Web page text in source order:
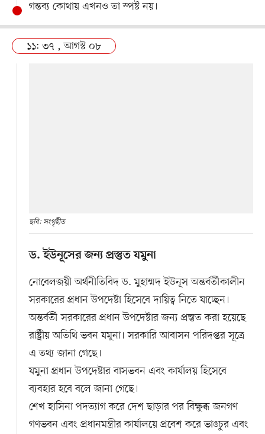
গন্তব্য কোথায় এখনও তা স্পষ্ট নয়।
১১: ৩৭ , আগস্ট ০৮
ছবি: সংগৃহীত
ড. ইউনূসের জন্য প্রস্তুত যমুনা
নোবেলজয়ী অর্থনীতিবিদ ড. মুহাম্মদ ইউনূস অন্তর্বর্তীকালীন
সরকারের প্রধান উপদেষ্টা হিসেবে দায়িত্ব নিতে যাচ্ছেন।
অন্তর্বর্তী সরকারের প্রধান উপদেষ্টার জন্য প্রস্তুত করা হয়েছে
রাষ্ট্রীয় অতিথি ভবন যমুনা। সরকারি আবাসন পরিদপ্তর সূত্রে
এ তথ্য জানা গেছে।
যমুনা প্রধান উপদেষ্টার বাসভবন এবং কার্যালয় হিসেবে
ব্যবহার হবে বলে জানা গেছে।
শেখ হাসিনা পদত্যাগ করে দেশ ছাড়ার পর বিক্ষুব্ধ জনগণ
গণভবন এবং প্রধানমন্ত্রীর কার্যালয়ে প্রবেশ করে ভাঙচুর এবং